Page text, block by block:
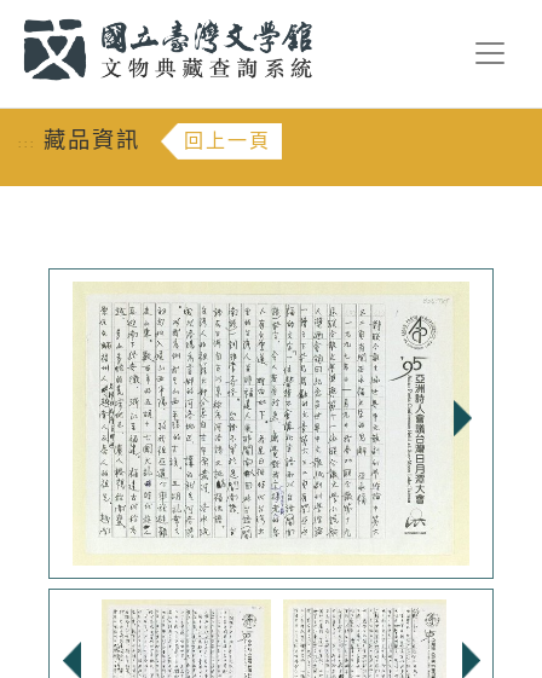
::: 藏品資訊 回上一頁